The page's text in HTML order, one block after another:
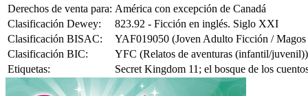
Derechos de venta para: América con excepción de Canadá
Clasificación Dewey:
823.92 - Ficción en inglés. Siglo XXI
Clasificación BISAC:
YAF019050 (Joven Adulto Ficción / Magos
Clasificación BIC:
YFC (Relatos de aventuras (infantil/juvenil))
Etiquetas:
Secret Kingdom 11; el bosque de los